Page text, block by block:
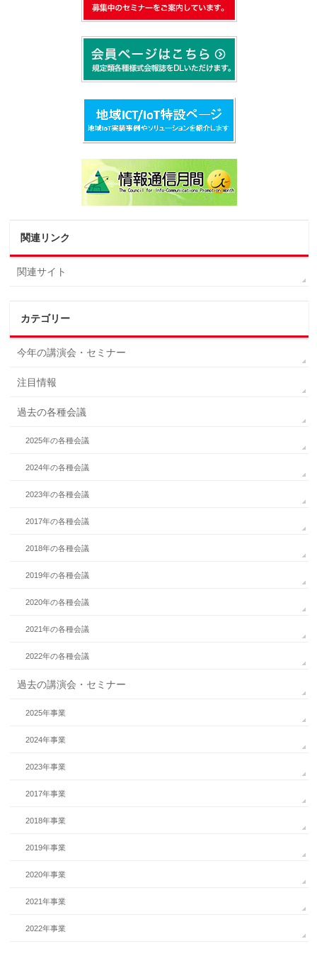
関連リンク
関連サイト
カテゴリー
今年の講演会・セミナー
注目情報
過去の各種会議
2025年の各種会議
2024年の各種会議
2023年の各種会議
2017年の各種会議
2018年の各種会議
2019年の各種会議
2020年の各種会議
2021年の各種会議
2022年の各種会議
過去の講演会・セミナー
2025年事業
2024年事業
2023年事業
2017年事業
2018年事業
2019年事業
2020年事業
2021年事業
2022年事業